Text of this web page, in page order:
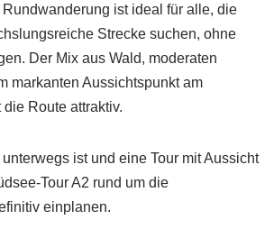
ist ideal für alle, die
Strecke suchen, ohne
Der Mix aus Wald, moderaten
markanten Aussichtspunkt am
die Route attraktiv.
ist und eine Tour mit Aussicht
Tour A2 rund um die
einplanen.